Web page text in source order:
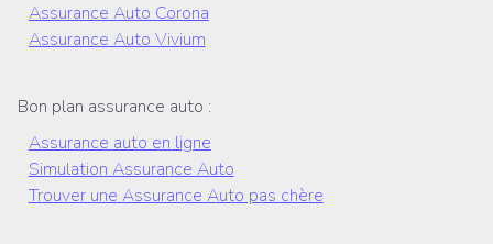
Assurance Auto Corona
Assurance Auto Vivium
Bon plan assurance auto :
Assurance auto en ligne
Simulation Assurance Auto
Trouver une Assurance Auto pas chère